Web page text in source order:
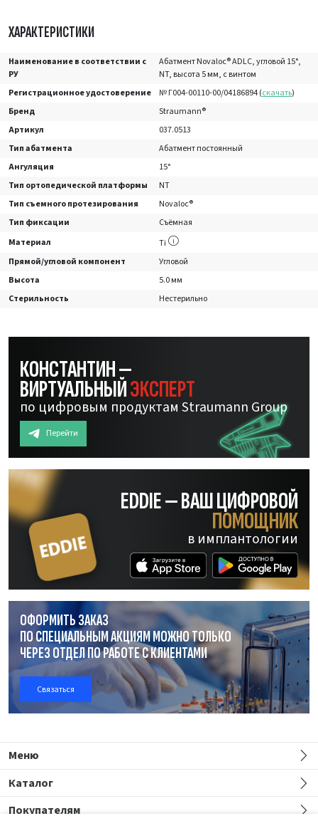
ХАРАКТЕРИСТИКИ
Наименование в соответствии с
РУ
Абатмент Novaloc® ADLC, угловой 15°,
NT, высота 5 мм, с винтом
Регистрационное удостоверение
№ Г004-00110-00/04186894 (скачать)
Бренд
Straumann®
Артикул
037.0513
Тип абатмента
Абатмент постоянный
Ангуляция
15°
Тип ортопедической платформы
NT
Тип съемного протезирования
Novaloc®
Тип фиксации
Съёмная
Материал
Ti
Прямой/угловой компонент
Угловой
Высота
5.0 мм
Стерильность
Нестерильно
КОНСТАНТИН —
ВИРТУАЛЬНЫЙЭКСПЕРТ
по цифровым продуктам Straumann Group
Перейти
EDDIE — ВАШ ЦИФРОВОЙ
ПОМОЩНИК
в имплантологии
ОФОРМИТЬ ЗАКАЗ
ПО СПЕЦИАЛЬНЫМ АКЦИЯМ МОЖНО ТОЛЬКО
ЧЕРЕЗ ОТДЕЛПО РАБОТЕС КЛИЕНТАМИ
Связаться
Меню
Каталог
Покупателям